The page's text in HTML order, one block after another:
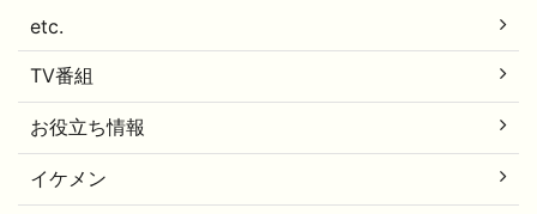
etc.
TV番組
お役立ち情報
イケメン